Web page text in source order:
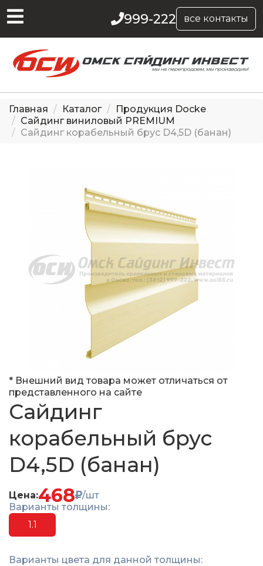
999-222 все контакты
Главная Каталог
Продукция Docke
Сайдинг виниловый PREMIUM
Сайдинг корабельный брус D4,5D (банан)
* Внешний вид товара может отличаться от
представленного на сайте
Сайдинг
корабельный брус
D4,5D (банан)
Цена:468
/шт
Варианты толщины:
1.1
Варианты цвета для данной толщины: